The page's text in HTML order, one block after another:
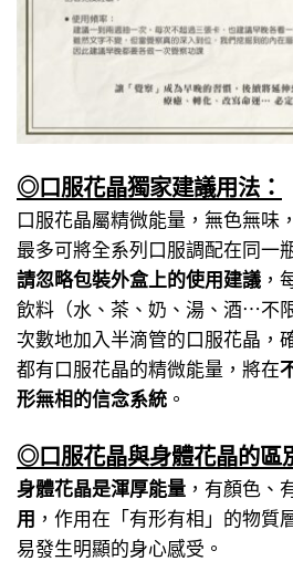
◎口服花晶獨家建議用法：
口服花晶屬精微能量，無色無味
最多可將全系列口服調配在同一
請忽略包裝外盒上的使用建議 ，
飲料（水、茶、奶、湯、酒⋯不
次數地加入半滴管的口服花晶，
都有口服花晶的精微能量，將在
形無相的信念系統 。
◎口服花晶與身體花晶的區
身體花晶是渾厚能量 ，有顏色、
用 ，作用在「有形有相」的物質
易發生明顯的身心感受。